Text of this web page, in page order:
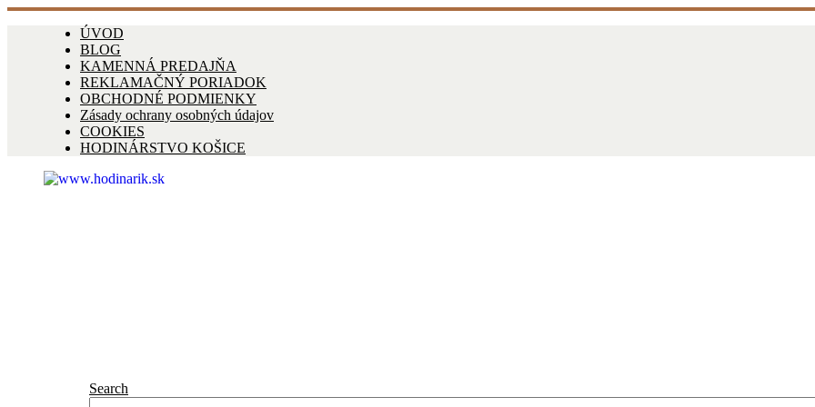
ÚVOD
BLOG
KAMENNÁ PREDAJŇA
REKLAMAČNÝ PORIADOK
OBCHODNÉ PODMIENKY
Zásady ochrany osobných údajov
COOKIES
HODINÁRSTVO KOŠICE
Search